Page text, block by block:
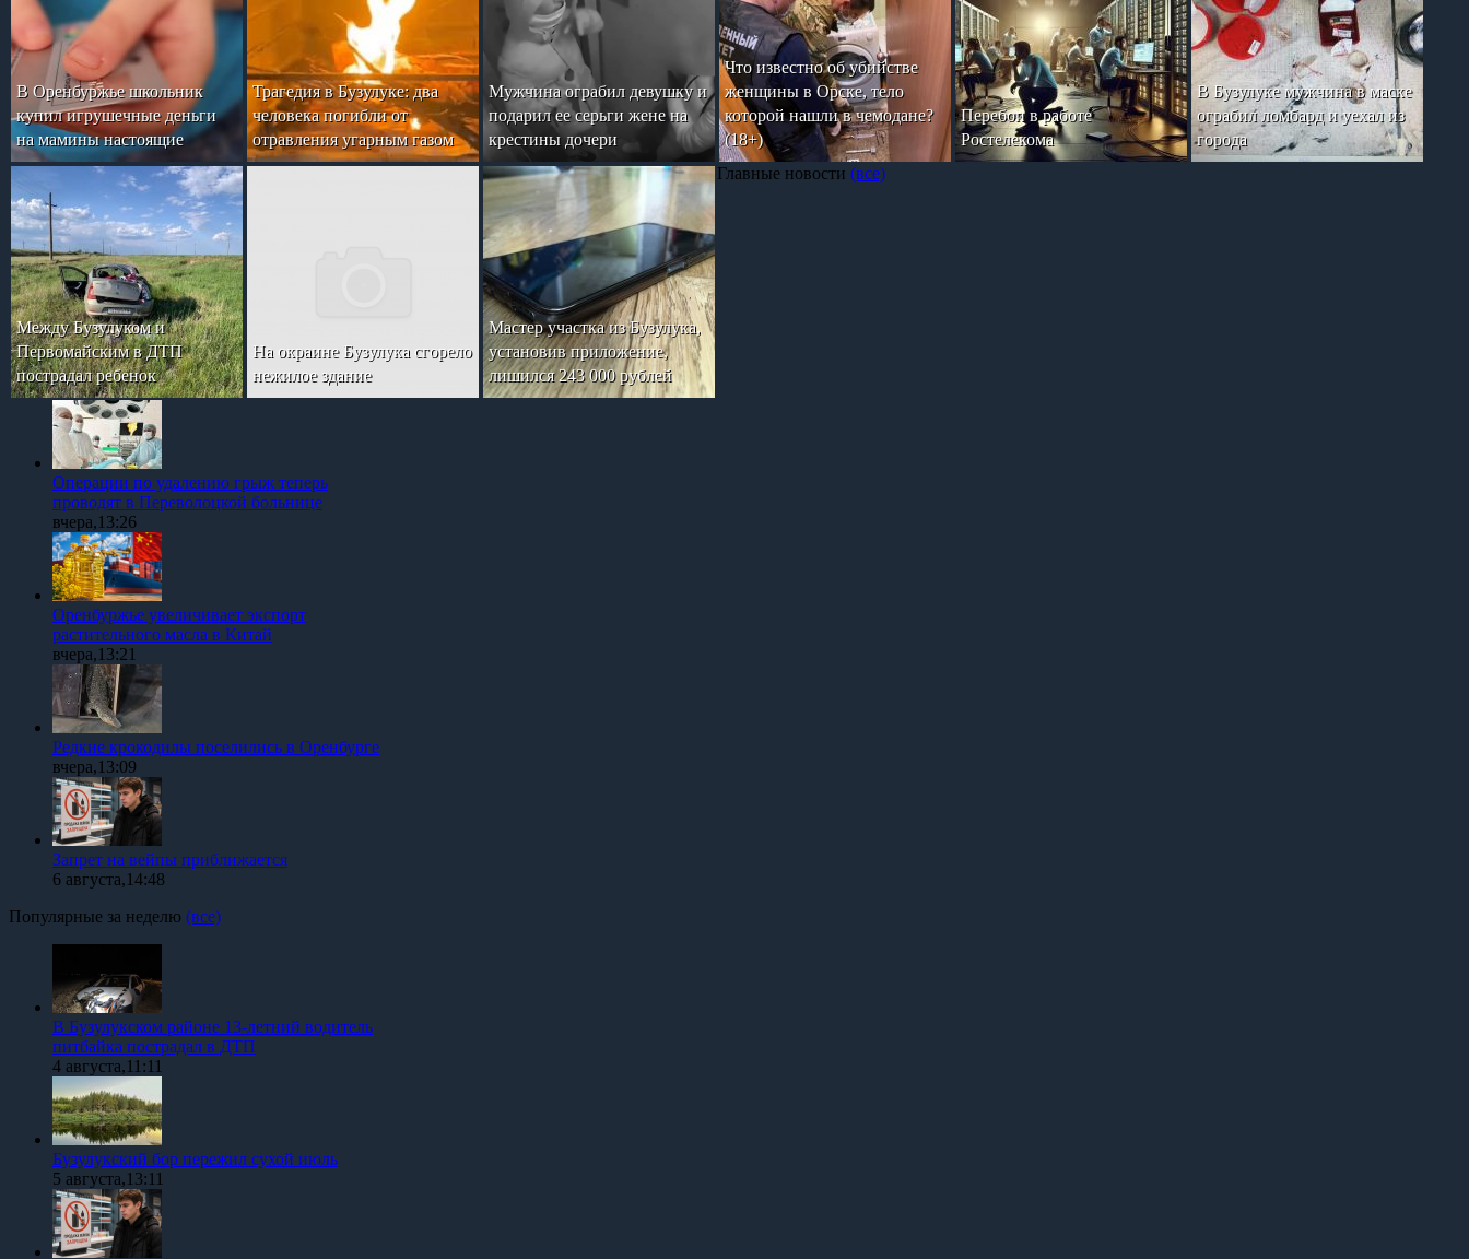
В Оренбуржье школьник
купил игрушечные деньги
на мамины настоящие
Трагедия в Бузулуке: два
человека погибли от
отравления угарным газом
Мужчина ограбил девушку и
подарил ее серьги жене на
крестины дочери
Что известно об убийстве
женщины в Орске, тело
которой нашли в чемодане?
(18+)
Перебои в работе
Ростелекома
В Бузулуке мужчина в маске
ограбил ломбард и уехал из
города
Между Бузулуком и
Первомайским в ДТП
пострадал ребенок
На окраине Бузулука сгорело
нежилое здание
Мастер участка из Бузулука,
установив приложение,
лишился 243 000 рублей
Главные новости (все)
Операции по удалению грыж теперь
проводят в Переволоцкой больнице
вчера,13:26
Оренбуржье увеличивает экспорт
растительного масла в Китай
вчера,13:21
Редкие крокодилы поселились в Оренбурге
вчера,13:09
Запрет на вейпы приближается
6 августа,14:48
Популярные за неделю (все)
В Бузулукском районе 13-летний водитель
питбайка пострадал в ДТП
4 августа,11:11
Бузулукский бор пережил сухой июль
5 августа,13:11